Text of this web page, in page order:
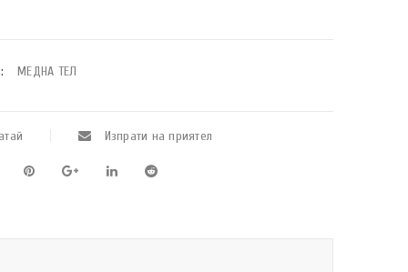
МЕДНА ТЕЛ
Изпрати на приятел